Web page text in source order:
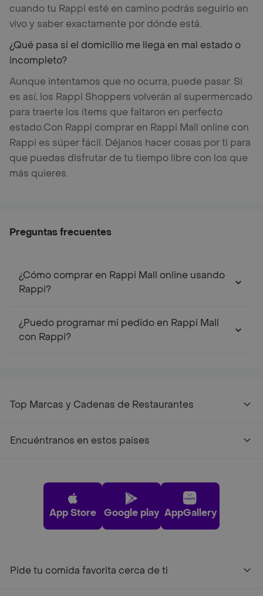
cuando tu Rappi esté en camino podrás seguirlo en
vivo y saber exactamente por dónde está.
¿Qué pasa si el domicilio me llega en mal estado o
incompleto?
Aunque intentamos que no ocurra, puede pasar. Si
es así, los Rappi Shoppers volverán al supermercado
para traerte los ítems que faltaron en perfecto
estado.Con Rappi comprar en Rappi Mall online con
Rappi es súper fácil. Déjanos hacer cosas por ti para
que puedas disfrutar de tu tiempo libre con los que
más quieres.
Preguntas frecuentes
¿Cómo comprar en Rappi Mall online usando
Rappi?
¿Puedo programar mi pedido en Rappi Mall
con Rappi?
Top Marcas y Cadenas de Restaurantes
Encuéntranos en estos países
App Store Google play AppGallery
Pide tu comida favorita cerca de ti